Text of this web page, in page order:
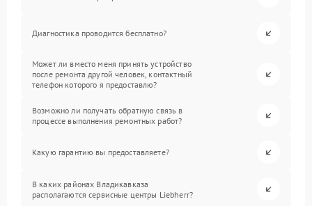
Диагностика проводится бесплатно?
Может ли вместо меня принять устройство
после ремонта другой человек, контактный
телефон которого я предоставлю?
Возможно ли получать обратную связь в
процессе выполнения ремонтных работ?
Какую гарантию вы предоставляете?
В каких районах Владикавказа
располагаются сервисные центры Liebherr?